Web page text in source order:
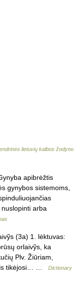
lietuvių kalbos žodyno
apibrėžtis
gynybos sistemoms,
arba
(3a) 1. lėktuvas:
orlaivỹs, ka
Plv. Žiūriam,
jis tikėjosi… …
Dictionary